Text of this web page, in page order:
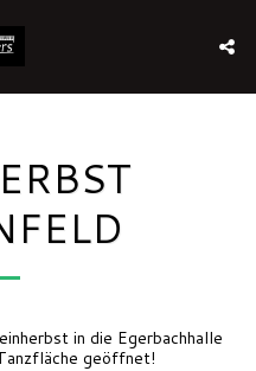
in die Egerbachhalle
geöffnet!